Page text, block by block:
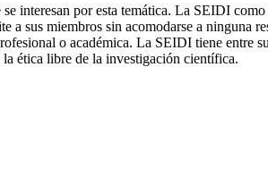
interesan por esta temática. La SEIDI
sus miembros sin acomodarse a ninguna
o académica. La SEIDI tiene entre
ética libre de la investigación científica.